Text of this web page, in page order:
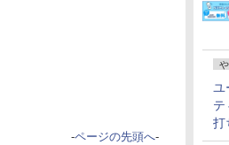
ユ
テ
打
-ページの先頭へ-